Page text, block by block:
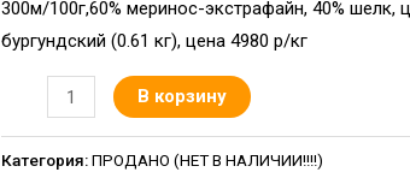
300м/100г,60% меринос-экстрафайн, 40% шелк,
бургундский (0.61 кг), цена 4980 р/кг
В корзину
Категория:ПРОДАНО (НЕТ В НАЛИЧИИ!!!!)